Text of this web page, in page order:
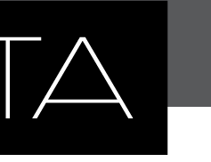
METALITA MX